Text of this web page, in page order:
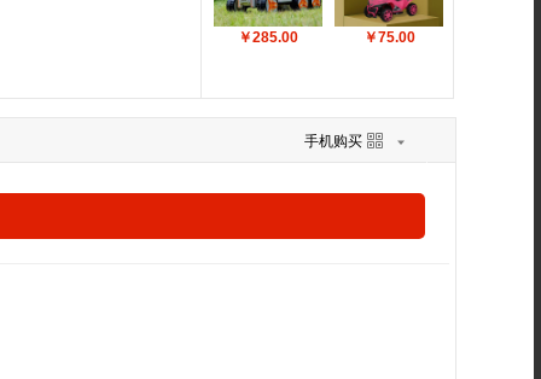
￥285.00 ￥75.00
手机购买